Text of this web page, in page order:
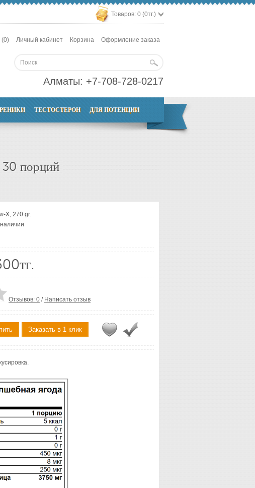
Товаров: 0 (0тг.)
(0) Личный кабинет Корзина Оформление заказа
Алматы: +7-708-728-0217
ТЕСТОСТЕРОН ДЛЯ ПОТЕНЦИИ
порций
X, 270 gr.
Отзывов: 0 / Написать отзыв
Заказать в 1 клик